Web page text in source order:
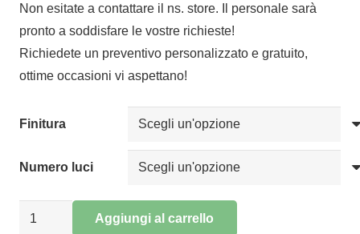
prezzo:
da
€224,68
a
€289,46
Non esitate a contattare il ns. store. Il personale sarà
pronto a soddisfare le vostre richieste!
Richiedete un preventivo personalizzato e gratuito,
ottime occasioni vi aspettano!
Finitura
Numero luci
Sospensione
Aggiungi al carrello